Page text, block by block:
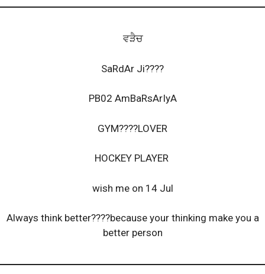
ਵੜੈਚ
SaRdAr Ji????
PB02 AmBaRsArIyA
GYM????LOVER
HOCKEY PLAYER
wish me on 14 Jul
Always think better????because your thinking make you a
better person